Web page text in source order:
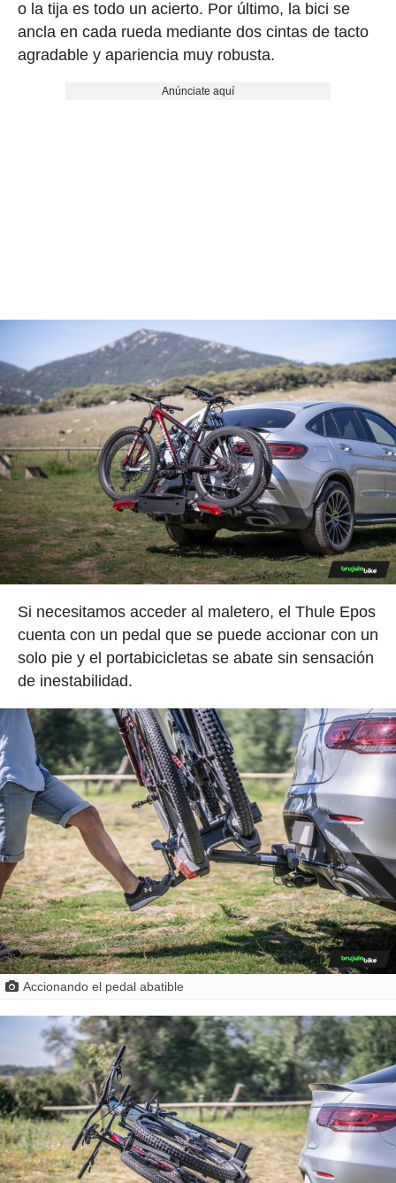
o la tija es todo un acierto. Por último, la bici se
ancla en cada rueda mediante dos cintas de tacto
agradable y apariencia muy robusta.
Anúnciate aquí
Si necesitamos acceder al maletero, el Thule Epos
cuenta con un pedal que se puede accionar con un
solo pie y el portabicicletas se abate sin sensación
de inestabilidad.
Accionando el pedal abatible